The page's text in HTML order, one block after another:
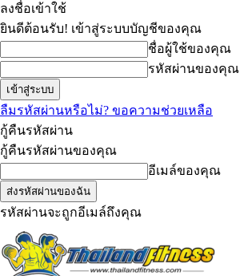
ลงชื่อเข้าใช้
ยินดีต้อนรับ! เข้าสู่ระบบบัญชีของคุณ
ชื่อผู้ใช้ของคุณ
รหัสผ่านของคุณ
ลืมรหัสผ่านหรือไม่? ขอความช่วยเหลือ
กู้คืนรหัสผ่าน
กู้คืนรหัสผ่านของคุณ
อีเมล์ของคุณ
รหัสผ่านจะถูกอีเมล์ถึงคุณ